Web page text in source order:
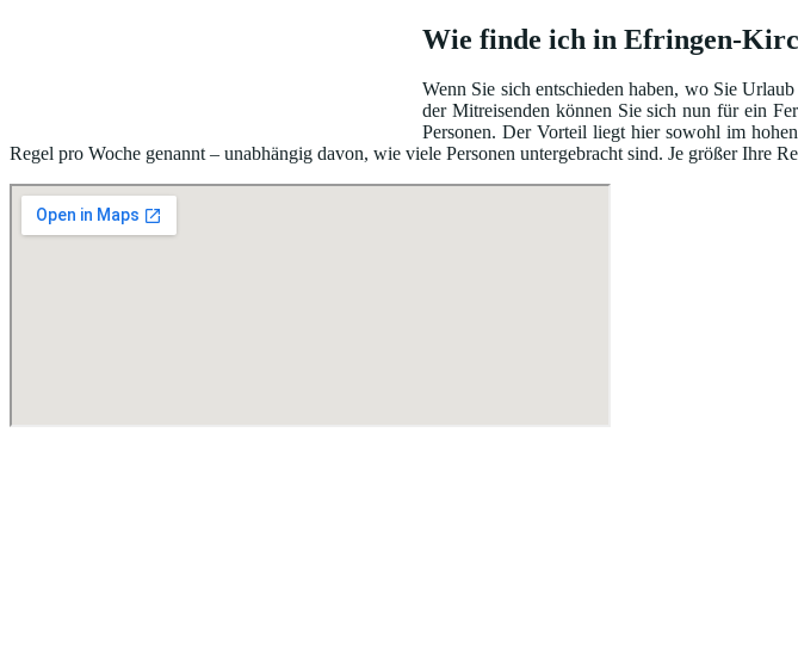
Wie finde ich in Efringen-
Wenn Sie sich entschieden haben, wo Sie
der Mitreisenden können Sie sich nun für ein
Personen. Der Vorteil liegt hier sowohl im
Regel pro Woche genannt – unabhängig davon, wie viele Personen untergebracht sind. Je größer Ihre